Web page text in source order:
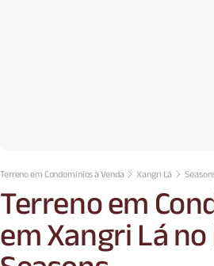
Terreno em Condomínios à Venda Xangri Lá
Terreno em
em Xangri Lá